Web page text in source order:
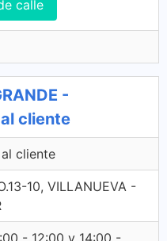
calle
-
cliente
cliente
10, VILLANUEVA -
- 12:00 y 14:00 -